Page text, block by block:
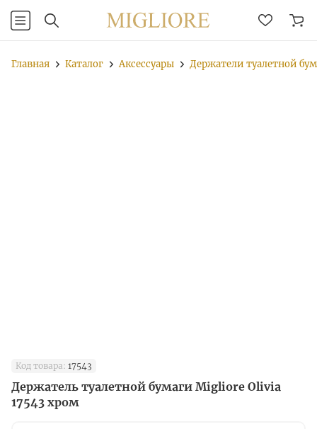
Главная Каталог Аксессуары Держатели туалетной
Код товара: 17543
Держатель туалетной бумаги Migliore Olivia
17543 хром